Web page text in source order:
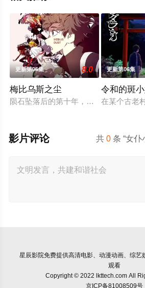
更新第05集 8.0
梅比乌斯之尘
陨石坠落后的第十年，由于巨大结晶释
更新第06集
令和的斑
在某个古老
共0 条 “女仆
影片评论
星辰影院免费提供高清电影、动漫动画、综艺
观看
Copyright © 2022 lkttech.com All
京ICP备81008509号